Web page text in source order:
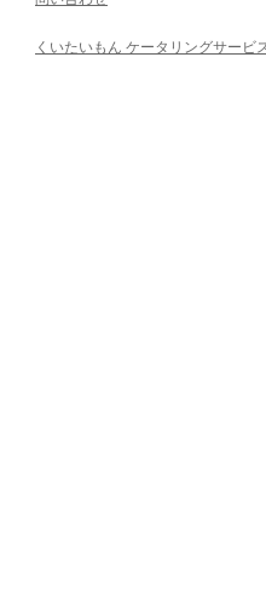
くいたいもん ケータリングサービ